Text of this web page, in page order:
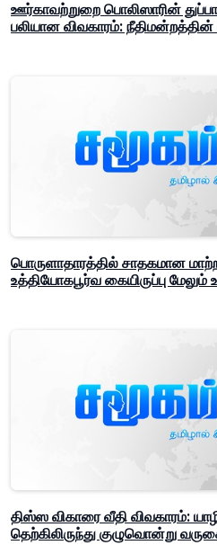
ஊர்காவற்றுறை பொலிஸாரின்
பலியான விவகாரம்:
பொருளாதாரத்தில் சாதகமான
உத்தியோகபூர்வ கையிருப்பு மேலும்
திஸ்ஸ விகாரை வீதி விவகாரம்:
தெற்கிலிருந்து குழுவொன்று